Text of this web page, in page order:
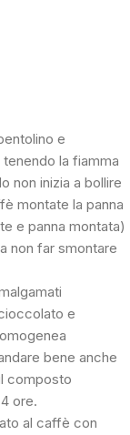
e
la fiamma
non inizia a bollire
montate la panna
e panna montata)
non far smontare
e
bene anche
composto
ore.
al caffè con